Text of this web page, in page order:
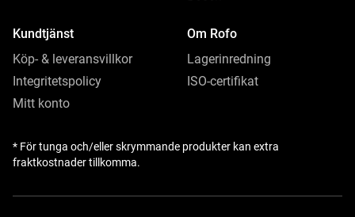
Kundtjänst
Köp- & leveransvillkor
Integritetspolicy
Mitt konto
Om Rofo
Lagerinredning
ISO-certifikat
* För tunga och/eller skrymmande produkter kan extra
fraktkostnader tillkomma.